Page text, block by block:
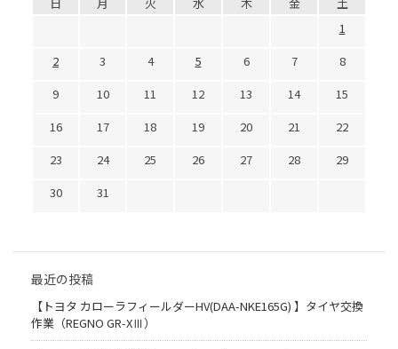
日 月 火 水 木 金
土
1
2
3 4 5 6 7
8
9
10 11 12 13 14
15
16
17 18 19 20 21
22
23
24 25 26 27 28
29
30
31
最近の投稿
【トヨタ カローラフィールダーHV(DAA-NKE165G) 】タイヤ交換
作業（REGNO GR-XⅢ）